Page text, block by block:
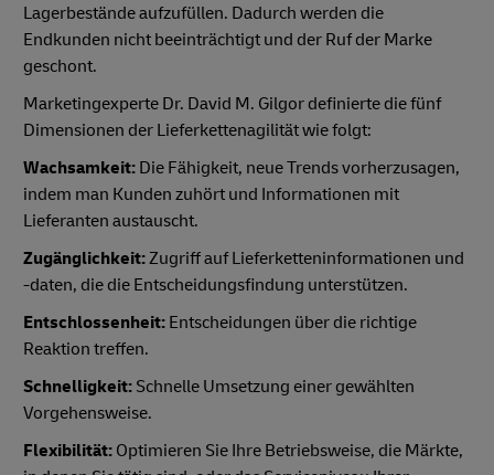
Lagerbestände aufzufüllen. Dadurch werden die
Endkunden nicht beeinträchtigt und der Ruf der Marke
geschont.
Marketingexperte Dr. David M. Gilgor definierte die fünf
Dimensionen der Lieferkettenagilität wie folgt:
Wachsamkeit: Die Fähigkeit, neue Trends vorherzusagen,
indem man Kunden zuhört und Informationen mit
Lieferanten austauscht.
Zugänglichkeit:Zugriff auf Lieferketteninformationen und
-daten, die die Entscheidungsfindung unterstützen.
Entschlossenheit: Entscheidungen über die richtige
Reaktion treffen.
Schnelligkeit: Schnelle Umsetzung einer gewählten
Vorgehensweise.
Flexibilität: Optimieren Sie Ihre Betriebsweise, die Märkte,